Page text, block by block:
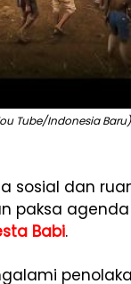
Tube/Indonesia Baru)
sosial dan
paksa
Babi.